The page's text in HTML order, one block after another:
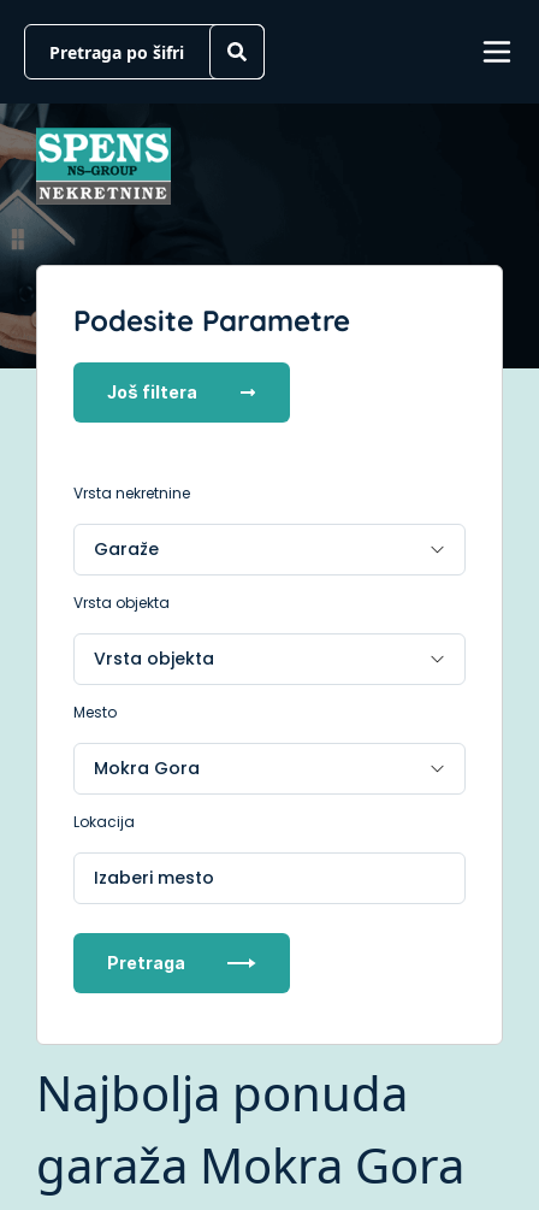
Podesite Parametre
Još filtera
Vrsta nekretnine
Vrsta objekta
Mesto
Lokacija
Izaberi mesto
Pretraga
Najbolja ponuda
garaža Mokra Gora